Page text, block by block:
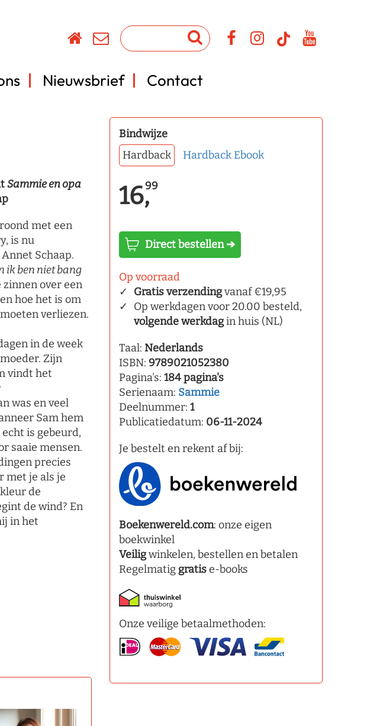
Nieuwsbrief Contact
Sammie en opa
met een
is nu
Schaap.
ik ben niet bang
zinnen over een
hoe het is om
verliezen.
in de week
Zijn
vindt het
was en veel
Sam hem
is gebeurd,
saaie mensen.
precies
met je als je
de
de wind? En
in het
Bindwijze
Hardback
Hardback Ebook
16,99
Direct bestellen ➔
Op voorraad
Gratis verzendingvanaf €19,95
Op werkdagen voor 20.00 besteld,
volgende werkdagin huis (NL)
Taal: Nederlands
ISBN: 9789021052380
Pagina's: 184 pagina's
Serienaam: Sammie
Deelnummer: 1
Publicatiedatum: 06-11-2024
Je bestelt en rekent af bij:
Boekenwereld.com: onze eigen
boekwinkel
Veiligwinkelen, bestellen en betalen
Regelmatig gratise-books
Onze veilige betaalmethoden: